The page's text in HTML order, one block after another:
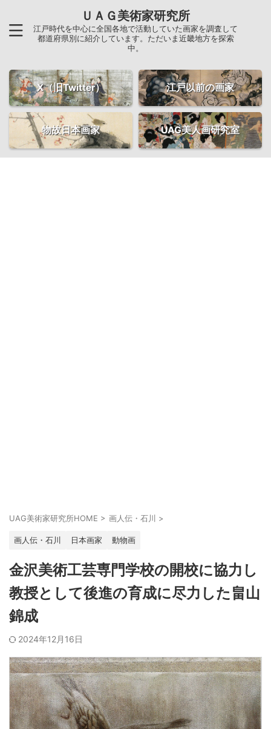
ＵＡＧ美術家研究所
江戸時代を中心に全国各地で活動していた画家を調査して
都道府県別に紹介しています。ただいま近畿地方を探索
中。
X（旧Twitter） 江戸以前の画家
物故日本画家 UAG美人画研究室
UAG美術家研究所HOME > 画人伝・石川 >
画人伝・石川 日本画家 動物画
金沢美術工芸専門学校の開校に協力し
教授として後進の育成に尽力した畠山
錦成
2024年12月16日